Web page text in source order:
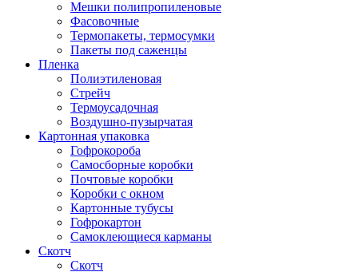
Мешки полипропиленовые
Фасовочные
Термопакеты, термосумки
Пакеты под саженцы
Пленка
Полиэтиленовая
Стрейч
Термоусадочная
Воздушно-пузырчатая
Картонная упаковка
Гофрокороба
Самосборные коробки
Почтовые коробки
Коробки с окном
Картонные тубусы
Гофрокартон
Самоклеющиеся карманы
Скотч
Скотч